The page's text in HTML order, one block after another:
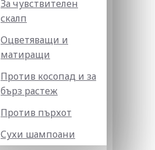
За чувствителен
скалп
Оцветяващи и
матиращи
Против косопад и за
бърз растеж
Против пърхот
Сухи шампоани